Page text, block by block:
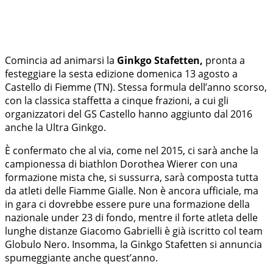
Comincia ad animarsi la Ginkgo Stafetten, pronta a
festeggiare la sesta edizione domenica 13 agosto a
Castello di Fiemme (TN). Stessa formula dell’anno scorso,
con la classica staffetta a cinque frazioni, a cui gli
organizzatori del GS Castello hanno aggiunto dal 2016
anche la Ultra Ginkgo.
È confermato che al via, come nel 2015, ci sarà anche la
campionessa di biathlon Dorothea Wierer con una
formazione mista che, si sussurra, sarà composta tutta
da atleti delle Fiamme Gialle. Non è ancora ufficiale, ma
in gara ci dovrebbe essere pure una formazione della
nazionale under 23 di fondo, mentre il forte atleta delle
lunghe distanze Giacomo Gabrielli è già iscritto col team
Globulo Nero. Insomma, la Ginkgo Stafetten si annuncia
spumeggiante anche quest’anno.